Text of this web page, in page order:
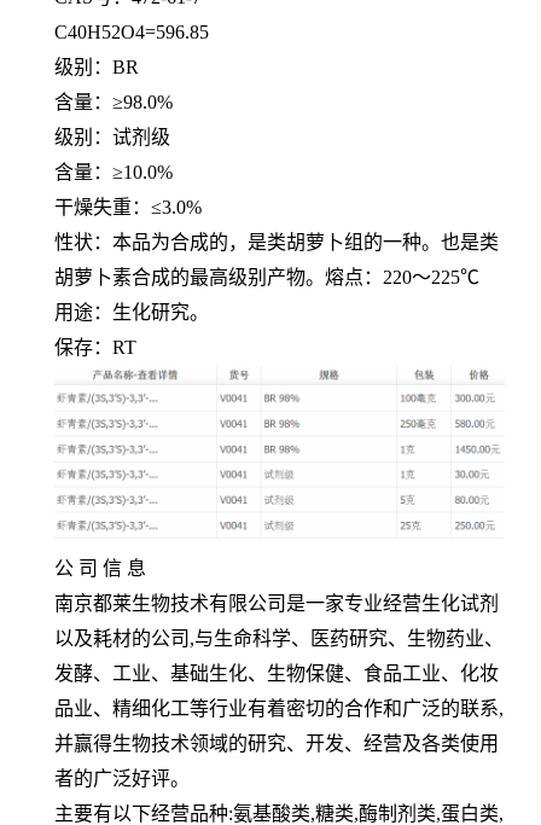
C40H52O4=596.85
级别： BR
含量：≥98.0%
级别：试剂级
含量：≥10.0%
干燥失重：≤3.0%
性状：本品为合成的，是类胡萝卜组的一种。也是类
胡萝卜素合成的最高级别产物。熔点： 220～225℃
用途：生化研究。
保存： RT
公 司 信 息
南京都莱生物技术有限公司是一家专业经营生化试剂
以及耗材的公司 ,与生命科学、医药研究、生物药业、
发酵、工业、基础生化、生物保健、食品工业、化妆
品业、精细化工等行业有着密切的合作和广泛的联系,
并赢得生物技术领域的研究、开发、经营及各类使用
者的广泛好评。
主要有以下经营品种:氨基酸类,糖类,酶制剂类,蛋白类,